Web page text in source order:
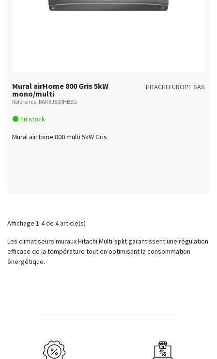
Mural airHome 800 Gris 5kW
mono/multi
HITACHI EUROPE SAS
Référence: RAKXJ50RHBEG
En stock
Mural airHome 800 multi 5kW Gris
Affichage 1-4 de 4 article(s)
Les climatiseurs muraux Hitachi Multi-split garantissent une régulation
efficace de la température tout en optimisant la consommation
énergétique.